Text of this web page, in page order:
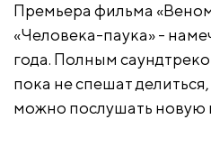
Премьера фильма
«Человека-паука» -
года. Полным
пока не спешат
можно послушать новую